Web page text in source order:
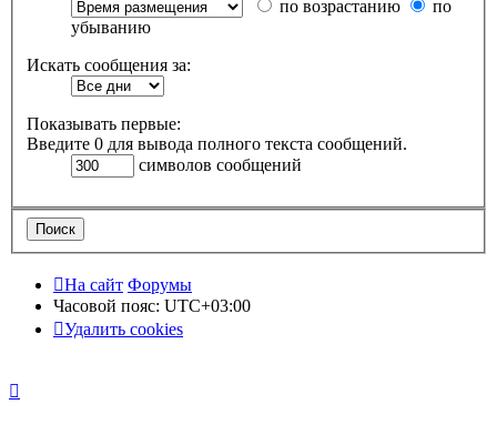
по возрастанию
по
убыванию
Искать сообщения за:
Показывать первые:
Введите 0 для вывода полного текста сообщений.
символов сообщений
На сайт Форумы
Часовой пояс: UTC+03:00
Удалить cookies